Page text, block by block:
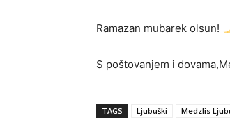
Ramazan mubarek olsun!
S poštovanjem i
TAGS Ljubuški Medzlis